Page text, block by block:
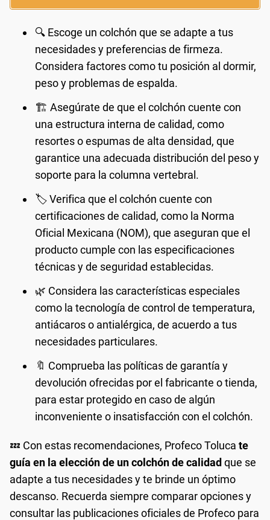
🔍 Escoge un colchón que se adapte a tus
necesidades y preferencias de firmeza.
Considera factores como tu posición al dormir,
peso y problemas de espalda.
🏗️ Asegúrate de que el colchón cuente con
una estructura interna de calidad, como
resortes o espumas de alta densidad, que
garantice una adecuada distribución del peso y
soporte para la columna vertebral.
🏷️ Verifica que el colchón cuente con
certificaciones de calidad, como la Norma
Oficial Mexicana (NOM), que aseguran que el
producto cumple con las especificaciones
técnicas y de seguridad establecidas.
🌿 Considera las características especiales
como la tecnología de control de temperatura,
antiácaros o antialérgica, de acuerdo a tus
necesidades particulares.
🔖 Comprueba las políticas de garantía y
devolución ofrecidas por el fabricante o tienda,
para estar protegido en caso de algún
inconveniente o insatisfacción con el colchón.
💤 Con estas recomendaciones, Profeco Toluca te
guía en la elección de un colchón de calidad que se
adapte a tus necesidades y te brinde un óptimo
descanso. Recuerda siempre comparar opciones y
consultar las publicaciones oficiales de Profeco para